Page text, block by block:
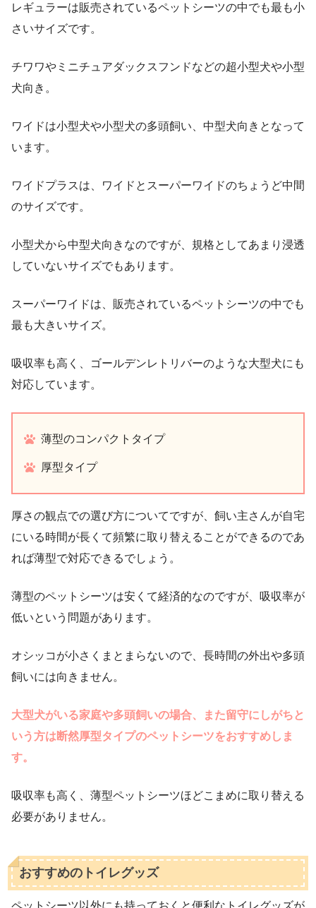
レギュラーは販売されているペットシーツの中でも最も小
さいサイズです。
チワワやミニチュアダックスフンドなどの超小型犬や小型
犬向き。
ワイドは小型犬や小型犬の多頭飼い、中型犬向きとなって
います。
ワイドプラスは、ワイドとスーパーワイドのちょうど中間
のサイズです。
小型犬から中型犬向きなのですが、規格としてあまり浸透
していないサイズでもあります。
スーパーワイドは、販売されているペットシーツの中でも
最も大きいサイズ。
吸収率も高く、ゴールデンレトリバーのような大型犬にも
対応しています。
薄型のコンパクトタイプ
厚型タイプ
厚さの観点での選び方についてですが、飼い主さんが自宅
にいる時間が長くて頻繁に取り替えることができるのであ
れば薄型で対応できるでしょう。
薄型のペットシーツは安くて経済的なのですが、吸収率が
低いという問題があります。
オシッコが小さくまとまらないので、長時間の外出や多頭
飼いには向きません。
大型犬がいる家庭や多頭飼いの場合、また留守にしがちと
いう方は断然厚型タイプのペットシーツをおすすめしま
す。
吸収率も高く、薄型ペットシーツほどこまめに取り替える
必要がありません。
おすすめのトイレグッズ